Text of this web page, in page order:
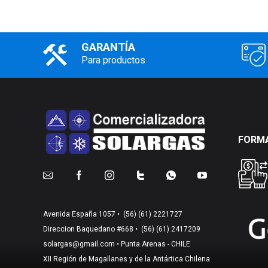
GARANTÍA
Para productos
Avenida España 1057 • (56) (61) 2221727
Direccion Baquedano #668 • (56) (61) 2417209
solargas@gmail.com • Punta Arenas - CHILE
XII Región de Magallanes y de la Antártica Chilena